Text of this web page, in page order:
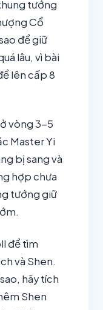
tướng
Cổ
để giữ
lâu, vì bài
lên cấp 8
vòng 3-5
Master Yi
bị sang và
hợp chưa
tướng giữ
để tìm
và Shen.
hãy tích
Shen